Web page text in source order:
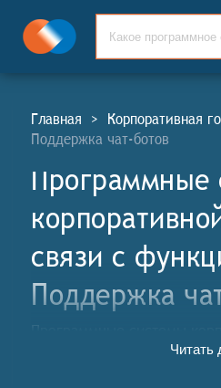
Главная > Корпоративная
Поддержка чат-ботов
Программные
связи c
Поддержка
Программные системы
связи (СКГС, англ.
Читать